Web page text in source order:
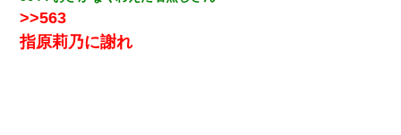
ＤＮＡ検査『血縁関係０％』旦那「やっぱり托卵だったんだ…」
>>563
指原莉乃に謝れ